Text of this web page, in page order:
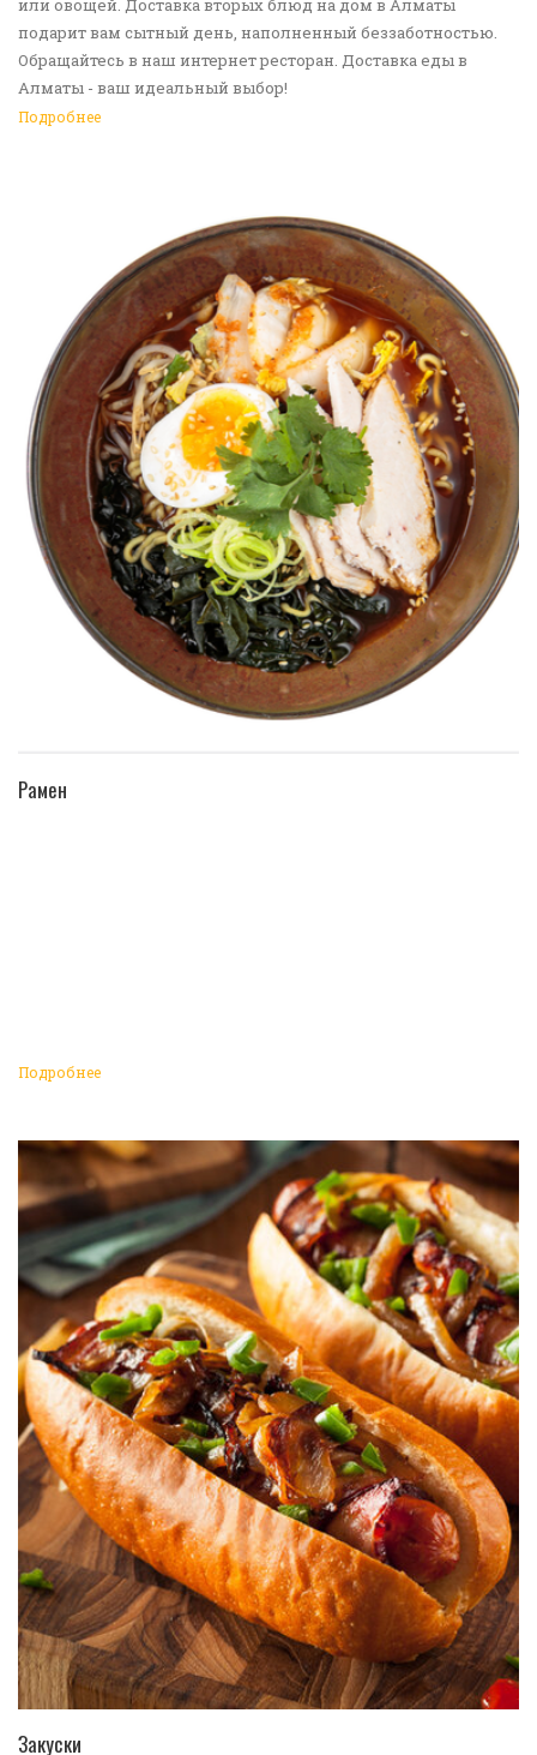
или овощей. Доставка вторых блюд на дом в Алматы
подарит вам сытный день, наполненный беззаботностью.
Обращайтесь в наш интернет ресторан. Доставка еды в
Алматы - ваш идеальный выбор!
Подробнее
Рамен
Подробнее
Закуски